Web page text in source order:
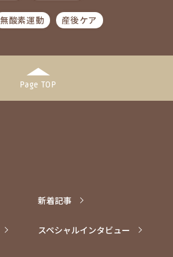
無酸素運動 産後ケア
Page TOP
新着記事
スペシャルインタビュー